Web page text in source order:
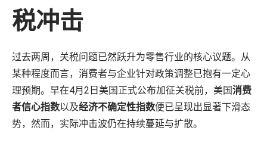
数字商务发展迅速，我们的顾问将专有数据与深厚的零售和媒体专业知
了解更多
机会评估与规模估算
盈利能力与产品组合评估
数字商务战略
零售媒体战略
税冲击
过去两周，关税问题已然跃升为零售行业的核心议题。从
某种程度而言，消费者与企业针对政策调整已抱有一定心
理预期。早在4月2日美国正式公布加征关税前，美国消费
者信心指数以及经济不确定性指数便已呈现出显著下滑态
势，然而，实际冲击波仍在持续蔓延与扩散。